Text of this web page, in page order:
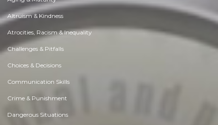
Altruism & Kindness
Atrocities, Racism & Inequality
Challenges & Pitfalls
Choices & Decisions
Communication Skills
Crime & Punishment
Dangerous Situations